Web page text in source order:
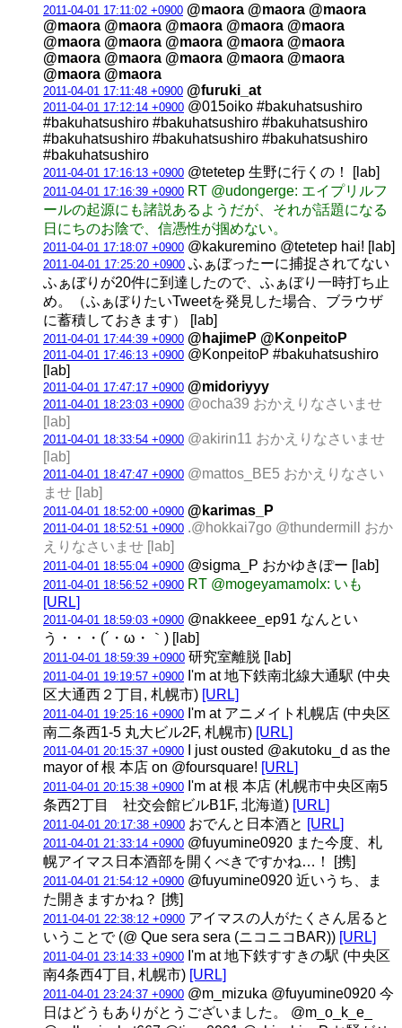
2011-04-01 17:11:02 +0900 @maora @maora @maora
@maora @maora @maora @maora @maora
@maora @maora @maora @maora @maora
@maora @maora @maora @maora @maora
@maora @maora
2011-04-01 17:11:48 +0900 @furuki_at
2011-04-01 17:12:14 +0900 @015oiko #bakuhatsushiro
#bakuhatsushiro #bakuhatsushiro #bakuhatsushiro
#bakuhatsushiro #bakuhatsushiro #bakuhatsushiro
#bakuhatsushiro
2011-04-01 17:16:13 +0900 @tetetep 生野に行くの！ [lab]
2011-04-01 17:16:39 +0900 RT @udongerge: エイプリルフ
ールの起源にも諸説あるようだが、それが話題になる
日にちのお陰で、信憑性が掴めない。
2011-04-01 17:18:07 +0900 @kakuremino @tetetep hai! [lab]
2011-04-01 17:25:20 +0900 ふぁぼったーに捕捉されてない
ふぁぼりが20件に到達したので、ふぁぼり一時打ち止
め。（ふぁぼりたいTweetを発見した場合、ブラウザ
に蓄積しておきます） [lab]
2011-04-01 17:44:39 +0900 @hajimeP @KonpeitoP
2011-04-01 17:46:13 +0900 @KonpeitoP #bakuhatsushiro
[lab]
2011-04-01 17:47:17 +0900 @midoriyyy
2011-04-01 18:23:03 +0900 @ocha39 おかえりなさいませ
[lab]
2011-04-01 18:33:54 +0900 @akirin11 おかえりなさいませ
[lab]
2011-04-01 18:47:47 +0900 @mattos_BE5 おかえりなさい
ませ [lab]
2011-04-01 18:52:00 +0900 @karimas_P
2011-04-01 18:52:51 +0900 .@hokkai7go @thundermill おか
えりなさいませ [lab]
2011-04-01 18:55:04 +0900 @sigma_P おかゆきぽー [lab]
2011-04-01 18:56:52 +0900 RT @mogeyamamolx: いも
[URL]
2011-04-01 18:59:03 +0900 @nakkeee_ep91 なんとい
う・・・(´・ω・｀) [lab]
2011-04-01 18:59:39 +0900 研究室離脱 [lab]
2011-04-01 19:19:57 +0900 I'm at 地下鉄南北線大通駅 (中央
区大通西２丁目, 札幌市) [URL]
2011-04-01 19:25:16 +0900 I'm at アニメイト札幌店 (中央区
南二条西1-5 丸大ビル2F, 札幌市) [URL]
2011-04-01 20:15:37 +0900 I just ousted @akutoku_d as the
mayor of 根 本店 on @foursquare! [URL]
2011-04-01 20:15:38 +0900 I'm at 根 本店 (札幌市中央区南5
条西2丁目 社交会館ビルB1F, 北海道) [URL]
2011-04-01 20:17:38 +0900 おでんと日本酒と [URL]
2011-04-01 21:33:14 +0900 @fuyumine0920 また今度、札
幌アイマス日本酒部を開くべきですかね…！ [携]
2011-04-01 21:54:12 +0900 @fuyumine0920 近いうち、ま
た開きますかね？ [携]
2011-04-01 22:38:12 +0900 アイマスの人がたくさん居ると
いうことで (@ Que sera sera (ニコニコBAR)) [URL]
2011-04-01 23:14:33 +0900 I'm at 地下鉄すすきの駅 (中央区
南4条西4丁目, 札幌市) [URL]
2011-04-01 23:24:37 +0900 @m_mizuka @fuyumine0920 今
日はどうもありがとうございました。 @m_o_k_e_